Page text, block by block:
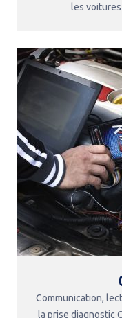
les
Communication,
la prise diagnostic